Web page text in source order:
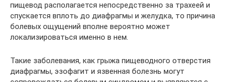
пищевод располагается непосредственно за трахеей и
спускается вплоть до диафрагмы и желудка, то причина
болевых ощущений вполне вероятно может
локализироваться именно в нем.
Такие заболевания, как грыжа пищеводного отверстия
диафрагмы, эзофагит и язвенная болезнь могут